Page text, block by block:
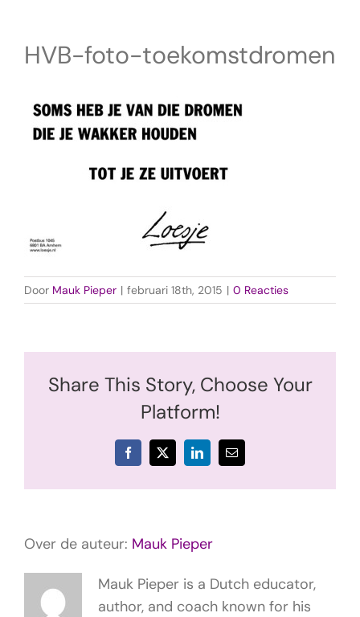
HVB-foto-toekomstdromen
Door Mauk Pieper | februari 18th, 2015 | 0 Reacties
Share This Story, Choose Your
Platform!
Facebook
X LinkedIn
E-
mail
Over de auteur: Mauk Pieper
Mauk Pieper is a Dutch educator,
author, and coach known for his